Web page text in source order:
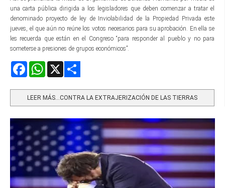
una carta pública dirigida a los legisladores que deben comenzar a tratar el
denominado proyecto de ley de Inviolabilidad de la Propiedad Privada este
jueves, el que aún no reúne los votos necesarios para su aprobación. En ella se
les recuerda que están en el Congreso “para responder al pueblo y no para
someterse a presiones de grupos económicos”.
FacebookWhatsApp
LEER MÁS…CONTRA LA EXTRAJERIZACIÓN DE LAS TIERRAS